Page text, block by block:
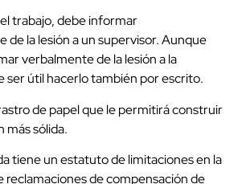
trabajo, debe informar
de la lesión a un supervisor. Aunque
verbalmente de la lesión a la
ser útil hacerlo también por escrito.
de papel que le permitirá construir
más sólida.
tiene un estatuto de limitaciones en la
reclamaciones de compensación de